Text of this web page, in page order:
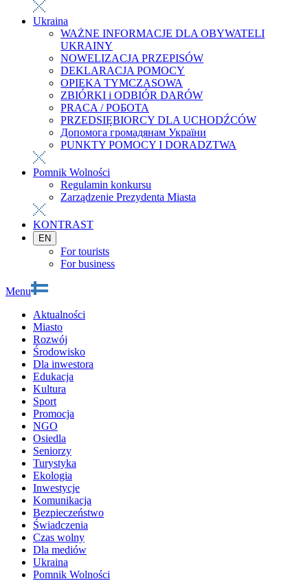
Ukraina
WAŻNE INFORMACJE DLA OBYWATELI
UKRAINY
NOWELIZACJA PRZEPISÓW
DEKLARACJA POMOCY
OPIEKA TYMCZASOWA
ZBIÓRKI i ODBIÓR DARÓW
PRACA / РОБОТА
PRZEDSIĘBIORCY DLA UCHODŹCÓW
Допомога громадянам України
PUNKTY POMOCY I DORADZTWA
Pomnik Wolności
Regulamin konkursu
Zarządzenie Prezydenta Miasta
KONTRAST
EN
For tourists
For business
Menu
Aktualności
Miasto
Rozwój
Środowisko
Dla inwestora
Edukacja
Kultura
Sport
Promocja
NGO
Osiedla
Seniorzy
Turystyka
Ekologia
Inwestycje
Komunikacja
Bezpieczeństwo
Świadczenia
Czas wolny
Dla mediów
Ukraina
Pomnik Wolności